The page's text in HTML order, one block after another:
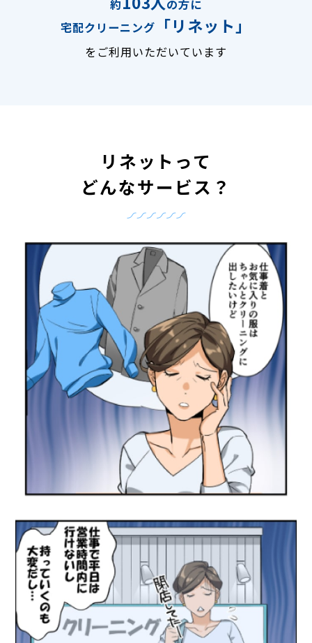
約
の方に
宅配クリーニング
「リネット」
をご利用いただいています
リネットって
どんなサービス？